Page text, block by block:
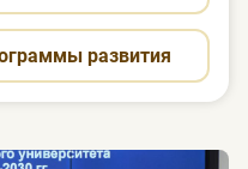
развития